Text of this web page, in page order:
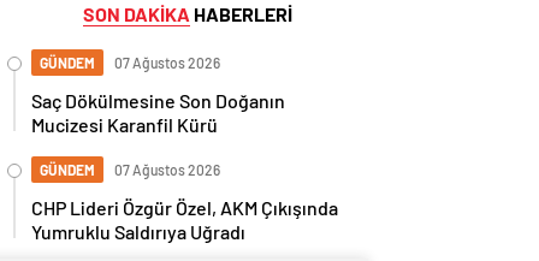
SON DAKİKA HABERLERİ
GÜNDEM 07 Ağustos 2026
Saç Dökülmesine Son Doğanın
Mucizesi Karanfil Kürü
GÜNDEM 07 Ağustos 2026
CHP Lideri Özgür Özel, AKM Çıkışında
Yumruklu Saldırıya Uğradı